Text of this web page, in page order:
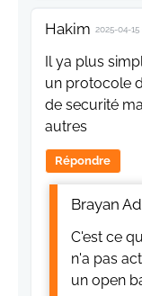
Hakim 2025-04-15
Il ya plus
un protocole
de securité
autres
Répondre
Brayan
C'est ce
n'a pas
un open